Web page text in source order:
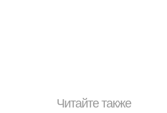
Читайте также